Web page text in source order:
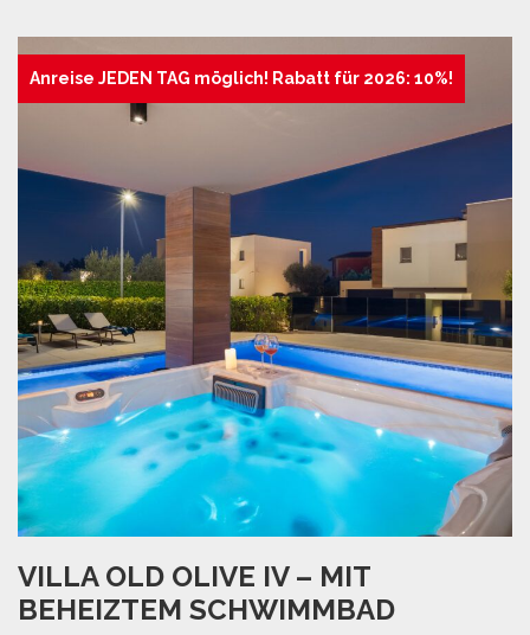
Anreise JEDEN TAG möglich! Rabatt für 2026: 10%!
VILLA OLD OLIVE IV – MIT
BEHEIZTEM SCHWIMMBAD